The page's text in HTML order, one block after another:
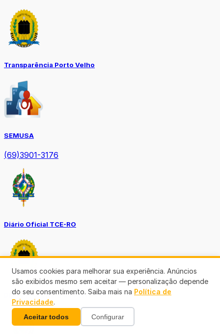
Transparência Porto Velho
SEMUSA
(69)3901-3176
Diário Oficial TCE-RO
Diário Prefeitura de Porto Velho
Usamos cookies para melhorar sua experiência. Anúncios
são exibidos mesmo sem aceitar — personalização depende
do seu consentimento. Saiba mais na Política de
Privacidade.
Aceitar todos Configurar